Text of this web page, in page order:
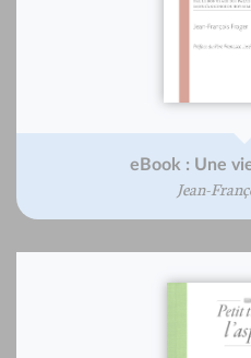
eBook : Une
Jean-